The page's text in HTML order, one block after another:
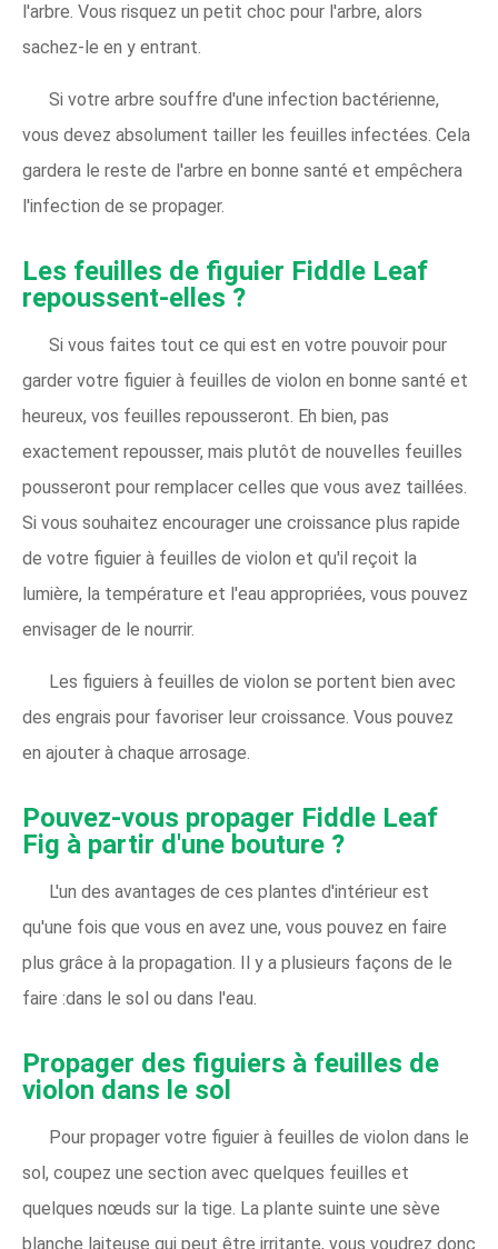
l'arbre. Vous risquez un petit choc pour l'arbre, alors
sachez-le en y entrant.
Si votre arbre souffre d'une infection bactérienne,
vous devez absolument tailler les feuilles infectées. Cela
gardera le reste de l'arbre en bonne santé et empêchera
l'infection de se propager.
Les feuilles de figuier Fiddle Leaf
repoussent-elles ?
Si vous faites tout ce qui est en votre pouvoir pour
garder votre figuier à feuilles de violon en bonne santé et
heureux, vos feuilles repousseront. Eh bien, pas
exactement repousser, mais plutôt de nouvelles feuilles
pousseront pour remplacer celles que vous avez taillées.
Si vous souhaitez encourager une croissance plus rapide
de votre figuier à feuilles de violon et qu'il reçoit la
lumière, la température et l'eau appropriées, vous pouvez
envisager de le nourrir.
Les figuiers à feuilles de violon se portent bien avec
des engrais pour favoriser leur croissance. Vous pouvez
en ajouter à chaque arrosage.
Pouvez-vous propager Fiddle Leaf
Fig à partir d'une bouture ?
L'un des avantages de ces plantes d'intérieur est
qu'une fois que vous en avez une, vous pouvez en faire
plus grâce à la propagation. Il y a plusieurs façons de le
faire :dans le sol ou dans l'eau.
Propager des figuiers à feuilles de
violon dans le sol
Pour propager votre figuier à feuilles de violon dans le
sol, coupez une section avec quelques feuilles et
quelques nœuds sur la tige. La plante suinte une sève
blanche laiteuse qui peut être irritante, vous voudrez donc